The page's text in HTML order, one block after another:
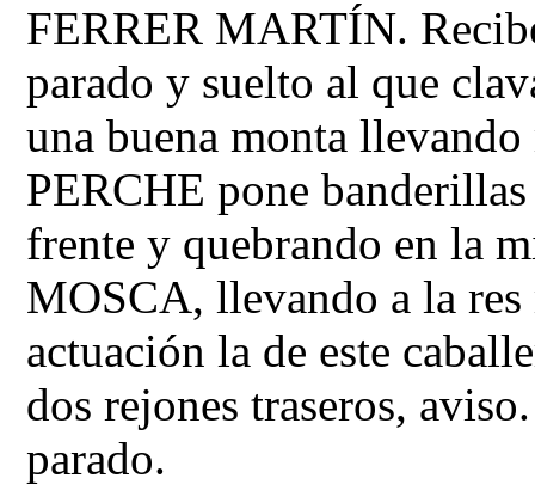
FERRER MARTÍN.
parado y suelto al que
una buena monta
PERCHE pone
frente y quebrando en la
MOSCA, llevando a la
actuación la de este
dos rejones traseros,
parado.